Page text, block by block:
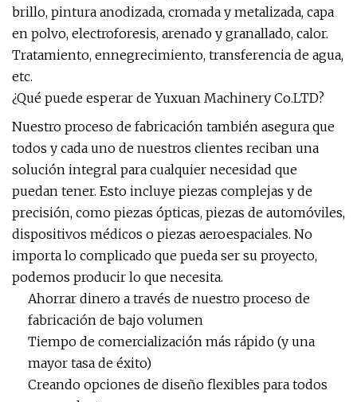
brillo, pintura anodizada, cromada y metalizada, capa
en polvo, electroforesis, arenado y granallado, calor.
Tratamiento, ennegrecimiento, transferencia de agua,
etc.
¿Qué puede esperar de Yuxuan Machinery Co.LTD?
Nuestro proceso de fabricación también asegura que
todos y cada uno de nuestros clientes reciban una
solución integral para cualquier necesidad que
puedan tener. Esto incluye piezas complejas y de
precisión, como piezas ópticas, piezas de automóviles,
dispositivos médicos o piezas aeroespaciales. No
importa lo complicado que pueda ser su proyecto,
podemos producir lo que necesita.
Ahorrar dinero a través de nuestro proceso de
fabricación de bajo volumen
Tiempo de comercialización más rápido (y una
mayor tasa de éxito)
Creando opciones de diseño flexibles para todos